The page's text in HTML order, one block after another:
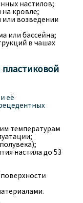
настилов;
кровле;
или возведении
или бассейна;
в чашах
её
температурам
настила до 53